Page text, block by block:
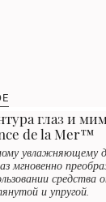
глаз и
de la Mer™
увлажняющему
мгновенно
средства
и упругой.